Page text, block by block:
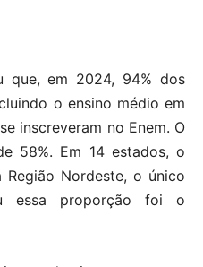
que, em 2024, 94% dos
o ensino médio em
inscreveram no Enem. O
58%. Em 14 estados, o
Região Nordeste, o único
essa proporção foi o